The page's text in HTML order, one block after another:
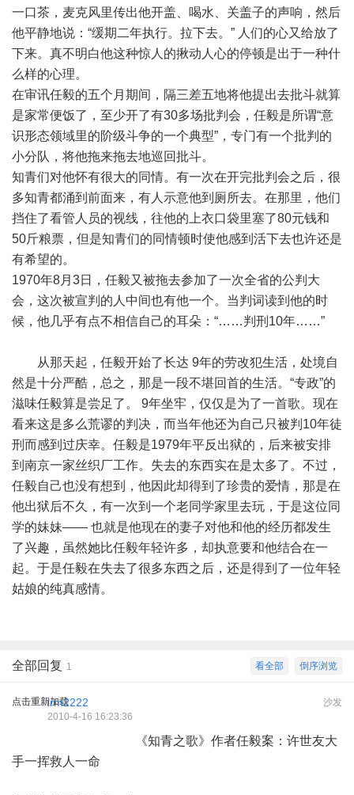
一口茶，麦克风里传出他开盖、喝水、关盖子的声响，然后
他平静地说：“缓期二年执行。拉下去。” 人们的心又给放了
下来。真不明白他这种惊人的揪动人心的停顿是出于一种什
么样的心理。
在审讯任毅的五个月期间，隔三差五地将他提出去批斗就算
是家常便饭了，至少开了有30多场批判会，任毅是所谓“意
识形态领域里的阶级斗争的一个典型”，专门有一个批判的
小分队，将他拖来拖去地巡回批斗。
知青们对他怀有很大的同情。有一次在开完批判会之后，很
多知青都涌到前面来，有人示意他到厕所去。在那里，他们
挡住了看管人员的视线，往他的上衣口袋里塞了80元钱和
50斤粮票，但是知青们的同情顿时使他感到活下去也许还是
有希望的。
1970年8月3日，任毅又被拖去参加了一次全省的公判大
会，这次被宣判的人中间也有他一个。当判词读到他的时
候，他几乎有点不相信自己的耳朵：“……判刑10年……”
从那天起，任毅开始了长达 9年的劳改犯生活，处境自
然是十分严酷，总之，那是一段不堪回首的生活。“专政”的
滋味任毅算是尝足了。 9年坐牢，仅仅是为了一首歌。现在
看来这是多么荒谬的判决，而当年他还为自己只被判10年徒
刑而感到过庆幸。任毅是1979年平反出狱的，后来被安排
到南京一家丝织厂工作。失去的东西实在是太多了。不过，
任毅自己也没有想到，他因此却得到了珍贵的爱情，那是在
他出狱后不久，有一次到一个老同学家里去玩，于是这位同
学的妹妹—— 也就是他现在的妻子对他和他的经历都发生
了兴趣，虽然她比任毅年轻许多，却执意要和他结合在一
起。于是任毅在失去了很多东西之后，还是得到了一位年轻
姑娘的纯真感情。
倒序浏览
看全部
全部回复 1
点击重新加载 沙发
lrm2222
2010-4-16 16:23:36
《知青之歌》作者任毅案：许世友大
手一挥救人一命